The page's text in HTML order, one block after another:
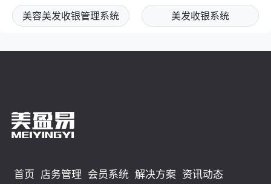
美容美发收银管理系统 美发收银系统
首页 店务管理 会员系统 解决方案 资讯动态